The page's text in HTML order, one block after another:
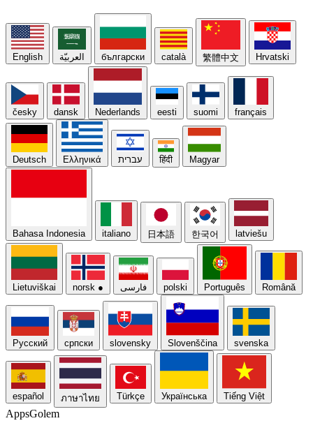
English العربيّة български català 繁體中文 Hrvatski
česky dansk Nederlands eesti suomi français
Deutsch Ελληνικά עברית हिंदी Magyar
Bahasa Indonesia italiano 日本語 한국어 latviešu
Lietuviškai norsk ● فارسی polski Português Română
Русский српски slovensky Slovenščina svenska
español ภาษาไทย Türkçe Українська Tiếng Việt
AppsGolem